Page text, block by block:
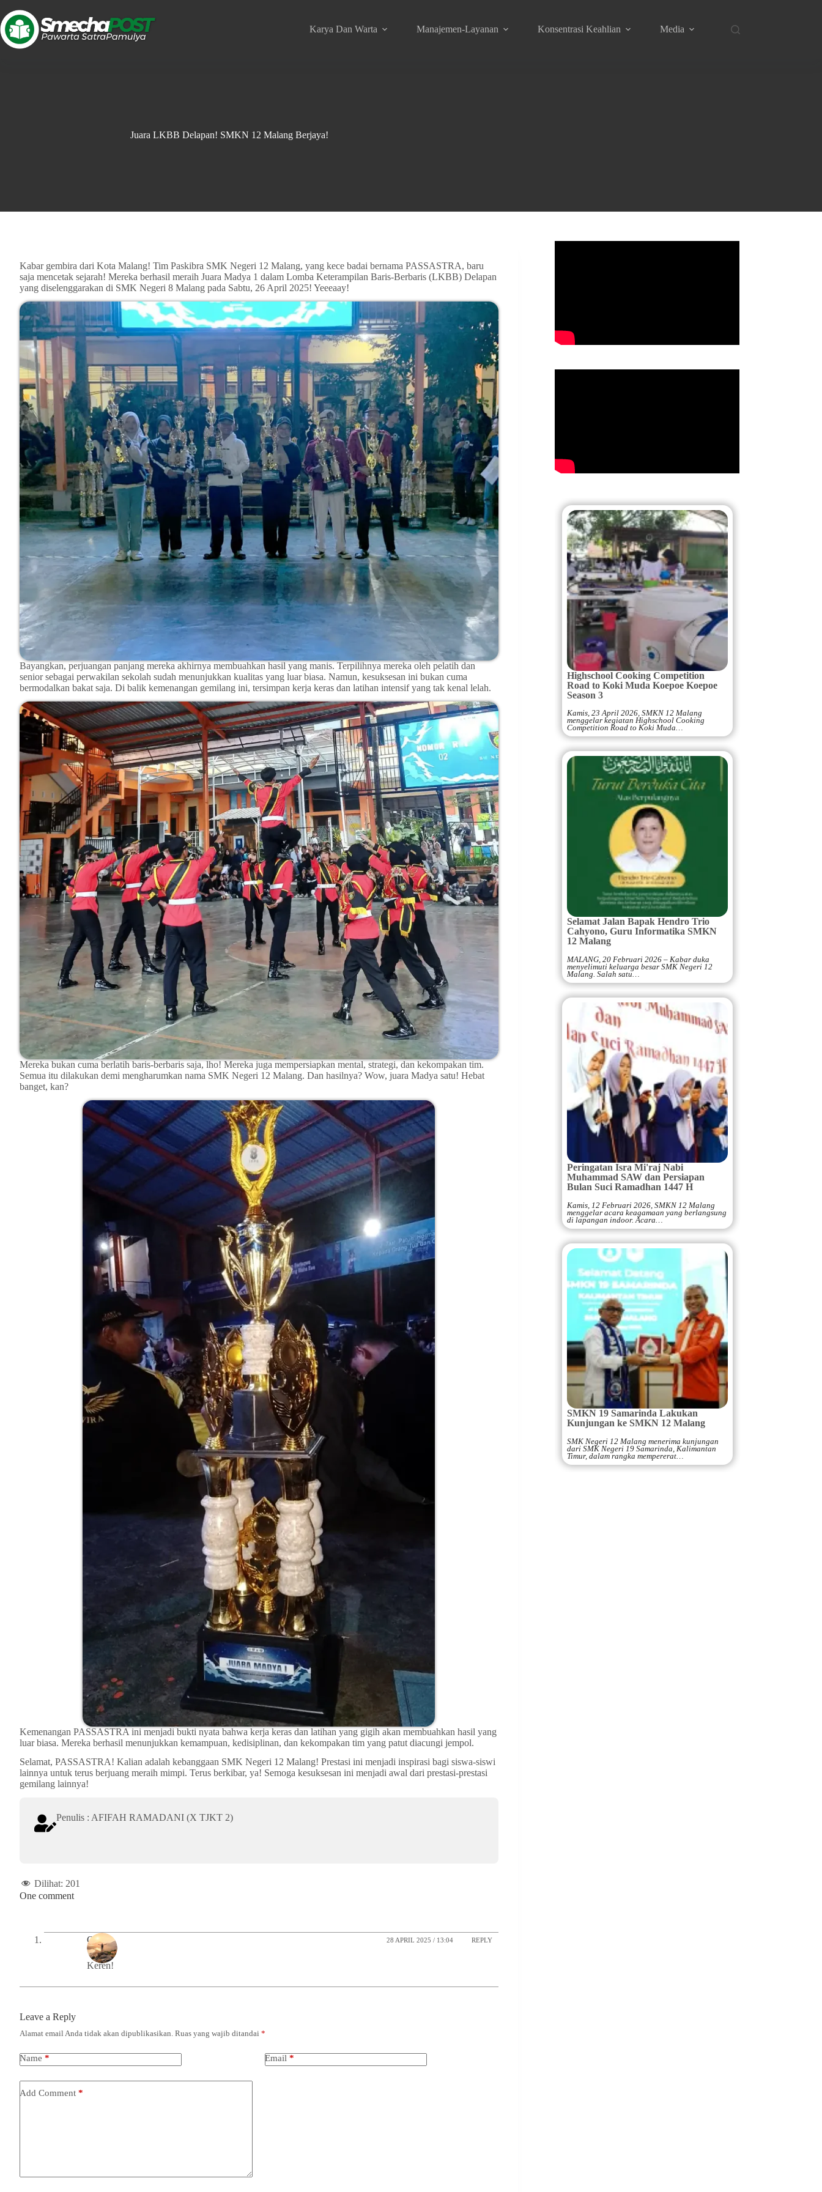
Karya Dan Warta Manajemen-Layanan Konsentrasi Keahlian Media
Juara LKBB Delapan! SMKN 12 Malang Berjaya!
Kabar gembira dari Kota Malang! Tim Paskibra SMK Negeri 12 Malang, yang kece badai bernama PASSASTRA, baru
saja mencetak sejarah! Mereka berhasil meraih Juara Madya 1 dalam Lomba Keterampilan Baris-Berbaris (LKBB) Delapan
yang diselenggarakan di SMK Negeri 8 Malang pada Sabtu, 26 April 2025! Yeeeaay!
Bayangkan, perjuangan panjang mereka akhirnya membuahkan hasil yang manis. Terpilihnya mereka oleh pelatih dan
senior sebagai perwakilan sekolah sudah menunjukkan kualitas yang luar biasa. Namun, kesuksesan ini bukan cuma
bermodalkan bakat saja. Di balik kemenangan gemilang ini, tersimpan kerja keras dan latihan intensif yang tak kenal lelah.
Mereka bukan cuma berlatih baris-berbaris saja, lho! Mereka juga mempersiapkan mental, strategi, dan kekompakan tim.
Semua itu dilakukan demi mengharumkan nama SMK Negeri 12 Malang. Dan hasilnya? Wow, juara Madya satu! Hebat
banget, kan?
Kemenangan PASSASTRA ini menjadi bukti nyata bahwa kerja keras dan latihan yang gigih akan membuahkan hasil yang
luar biasa. Mereka berhasil menunjukkan kemampuan, kedisiplinan, dan kekompakan tim yang patut diacungi jempol.
Selamat, PASSASTRA! Kalian adalah kebanggaan SMK Negeri 12 Malang! Prestasi ini menjadi inspirasi bagi siswa-siswi
lainnya untuk terus berjuang meraih mimpi. Terus berkibar, ya! Semoga kesuksesan ini menjadi awal dari prestasi-prestasi
gemilang lainnya!
Penulis : AFIFAH RAMADANI (X TJKT 2)
Dilihat: 201
One comment
Omy 28 APRIL 2025 / 13:04 REPLY
Keren!
Leave a Reply
Alamat email Anda tidak akan dipublikasikan. Ruas yang wajib ditandai *
Name * Email *
Add Comment *
Highschool Cooking Competition
Road to Koki Muda Koepoe Koepoe
Season 3
Kamis, 23 April 2026, SMKN 12 Malang
menggelar kegiatan Highschool Cooking
Competition Road to Koki Muda…
Selamat Jalan Bapak Hendro Trio
Cahyono, Guru Informatika SMKN
12 Malang
MALANG, 20 Februari 2026 – Kabar duka
menyelimuti keluarga besar SMK Negeri 12
Malang. Salah satu…
Peringatan Isra Mi'raj Nabi
Muhammad SAW dan Persiapan
Bulan Suci Ramadhan 1447 H
Kamis, 12 Februari 2026, SMKN 12 Malang
menggelar acara keagamaan yang berlangsung
di lapangan indoor. Acara…
SMKN 19 Samarinda Lakukan
Kunjungan ke SMKN 12 Malang
SMK Negeri 12 Malang menerima kunjungan
dari SMK Negeri 19 Samarinda, Kalimantan
Timur, dalam rangka mempererat…